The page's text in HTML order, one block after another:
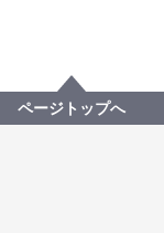
ページトップへ